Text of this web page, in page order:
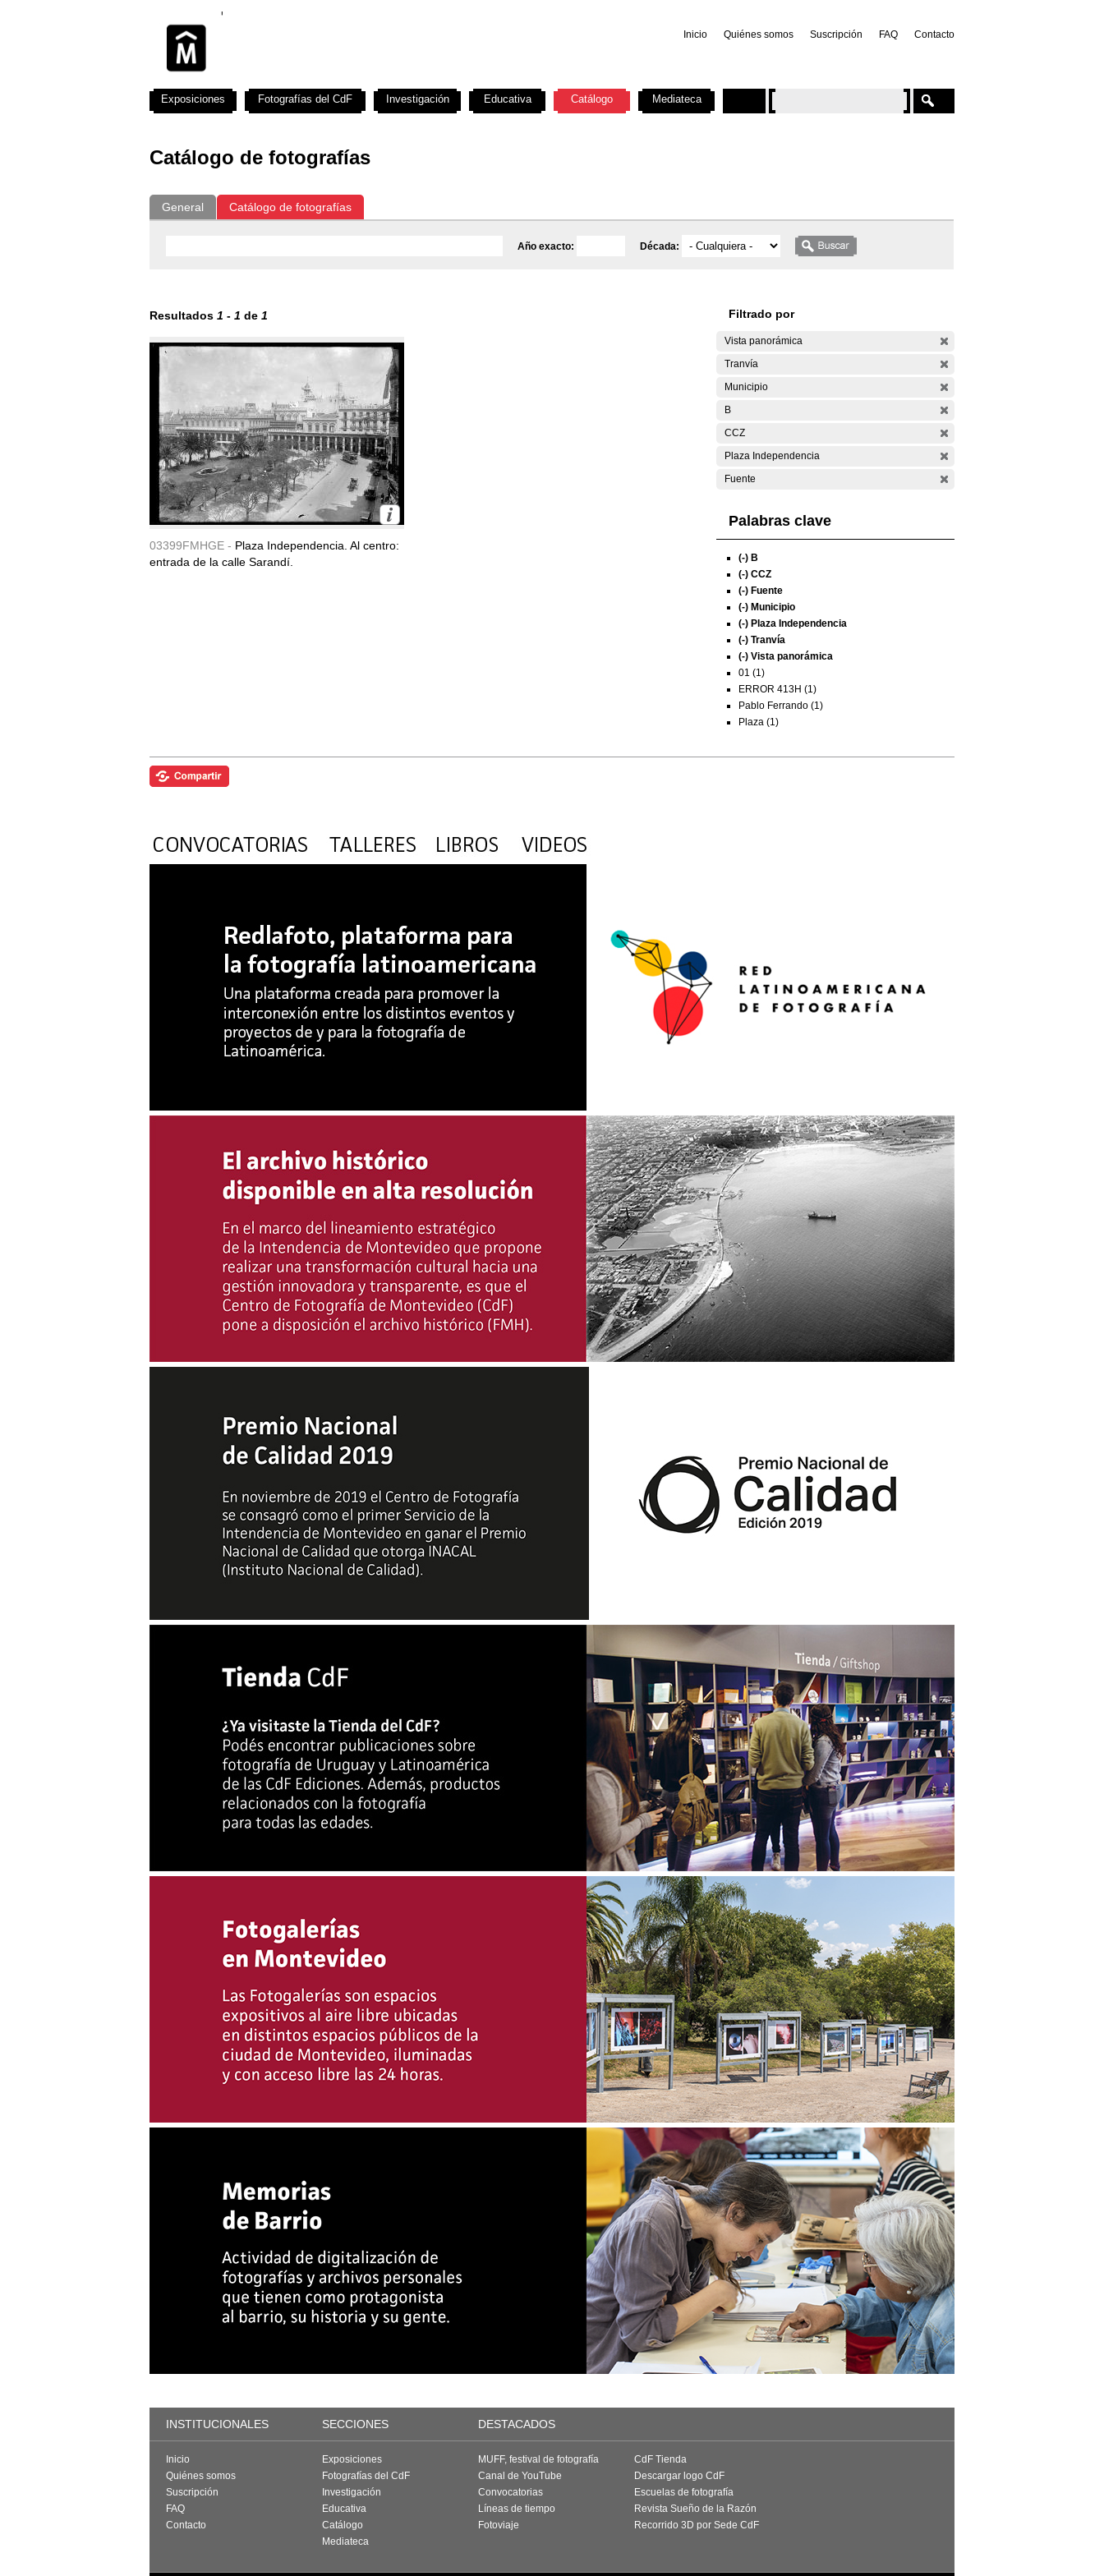
Inicio Quiénes somos Suscripción FAQ Contacto
Catálogo de fotografías
General Catálogo de fotografías
Año exacto: Década:
Resultados 1 - 1 de 1
03399FMHGE - Plaza Independencia. Al centro:
entrada de la calle Sarandí.
Filtrado por
Vista panorámica
Tranvía
Municipio
B
CCZ
Plaza Independencia
Fuente
Palabras clave
(-) B
(-) CCZ
(-) Fuente
(-) Municipio
(-) Plaza Independencia
(-) Tranvía
(-) Vista panorámica
01 (1)
ERROR 413H (1)
Pablo Ferrando (1)
Plaza (1)
Exposiciones Fotografías del CdF Investigación Educativa Catálogo Mediateca
INSTITUCIONALES SECCIONES DESTACADOS
Inicio
Quiénes somos
Suscripción
FAQ
Contacto
Exposiciones
Fotografías del CdF
Investigación
Educativa
Catálogo
Mediateca
MUFF, festival de fotografía
Canal de YouTube
Convocatorias
Líneas de tiempo
Fotoviaje
CdF Tienda
Descargar logo CdF
Escuelas de fotografía
Revista Sueño de la Razón
Recorrido 3D por Sede CdF